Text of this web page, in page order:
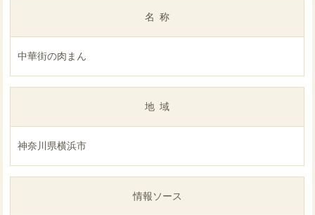
名称
中華街の肉まん
地域
神奈川県横浜市
情報ソース